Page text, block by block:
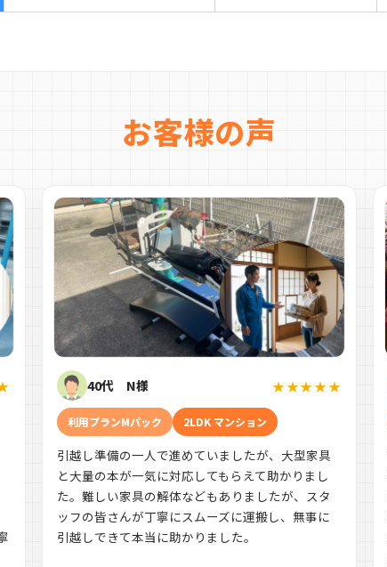
お客様の声
40代 N様 ★★★★★
利用プランMパック 2LDK マンション
引越し準備の一人で進めていましたが、大型家具
と大量の本が一気に対応してもらえて助かりまし
た。難しい家具の解体などもありましたが、スタ
ッフの皆さんが丁寧にスムーズに運搬し、無事に
引越しできて本当に助かりました。